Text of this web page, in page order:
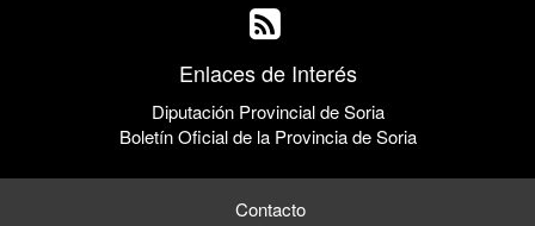
Enlaces de Interés
Diputación Provincial de Soria
Boletín Oficial de la Provincia de Soria
Contacto